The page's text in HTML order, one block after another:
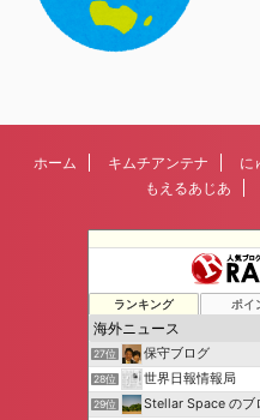
ホーム キムチアンテナ に
もえるあじあ
ランキング ポイ
27位 保守ブログ
28位 世界日報情報局
29位 Stellar Space のブ